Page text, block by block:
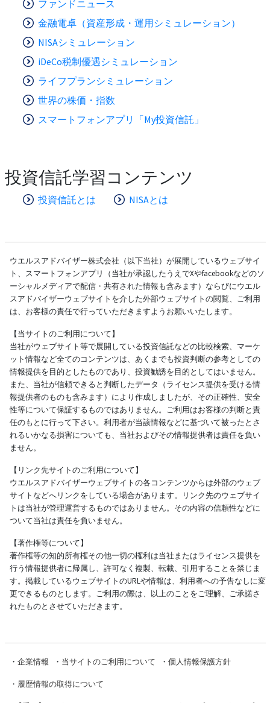
ファンドニュース
金融電卓（資産形成・運用シミュレーション）
NISAシミュレーション
iDeCo税制優遇シミュレーション
ライフプランシミュレーション
世界の株価・指数
スマートフォンアプリ「My投資信託」
投資信託学習コンテンツ
投資信託とは NISAとは
ウエルスアドバイザー株式会社（以下当社）が展開しているウェブサイ
ト、スマートフォンアプリ（当社が承認したうえでXやfacebookなどのソ
ーシャルメディアで配信・共有された情報も含みます）ならびにウエル
スアドバイザーウェブサイトを介した外部ウェブサイトの閲覧、ご利用
は、お客様の責任で行っていただきますようお願いいたします。
【当サイトのご利用について】
当社がウェブサイト等で展開している投資信託などの比較検索、マーケ
ット情報など全てのコンテンツは、あくまでも投資判断の参考としての
情報提供を目的としたものであり、投資勧誘を目的としてはいません。
また、当社が信頼できると判断したデータ（ライセンス提供を受ける情
報提供者のものも含みます）により作成しましたが、その正確性、安全
性等について保証するものではありません。ご利用はお客様の判断と責
任のもとに行って下さい。利用者が当該情報などに基づいて被ったとさ
れるいかなる損害についても、当社およびその情報提供者は責任を負い
ません。
【リンク先サイトのご利用について】
ウエルスアドバイザーウェブサイトの各コンテンツからは外部のウェブ
サイトなどへリンクをしている場合があります。リンク先のウェブサイ
トは当社が管理運営するものではありません。その内容の信頼性などに
ついて当社は責任を負いません。
【著作権等について】
著作権等の知的所有権その他一切の権利は当社またはライセンス提供を
行う情報提供者に帰属し、許可なく複製、転載、引用することを禁じま
す。掲載しているウェブサイトのURLや情報は、利用者への予告なしに変
更できるものとします。ご利用の際は、以上のことをご理解、ご承諾さ
れたものとさせていただきます。
・ 企業情報 ・ 当サイトのご利用について ・ 個人情報保護方針
・ 履歴情報の取得について